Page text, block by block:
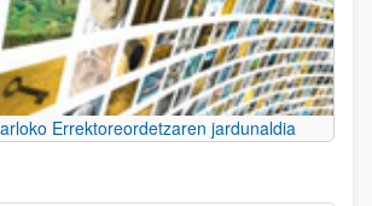
Errektoreordetzaren jardunaldia